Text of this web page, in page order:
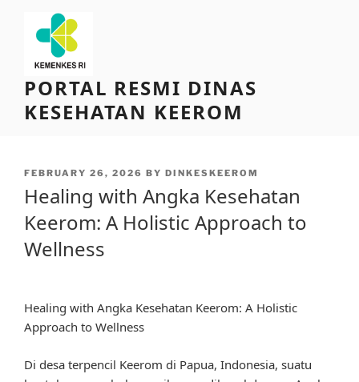
content
PORTAL RESMI DINAS
KESEHATAN KEEROM
POSTED
FEBRUARY 26, 2026 BY DINKESKEEROM
Healing with Angka Kesehatan
Keerom: A Holistic Approach to
Wellness
Healing with Angka Kesehatan Keerom: A Holistic
Approach to Wellness
Di desa terpencil Keerom di Papua, Indonesia, suatu